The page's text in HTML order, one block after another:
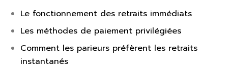
Le fonctionnement des retraits immédiats
Les méthodes de paiement privilégiées
Comment les parieurs préfèrent les retraits
instantanés